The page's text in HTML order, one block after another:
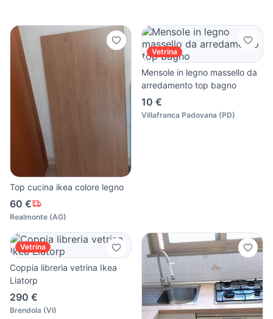
Top cucina ikea colore legno
60 €
Realmonte (AG)
Vetrina
Mensole in legno massello da
arredamento top bagno
10 €
Villafranca Padovana (PD)
Vetrina
Coppia libreria vetrina Ikea
Liatorp
290 €
Brendola (VI)